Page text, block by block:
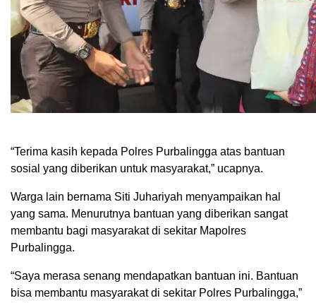
“Terima kasih kepada Polres Purbalingga atas bantuan
sosial yang diberikan untuk masyarakat,” ucapnya.
Warga lain bernama Siti Juhariyah menyampaikan hal
yang sama. Menurutnya bantuan yang diberikan sangat
membantu bagi masyarakat di sekitar Mapolres
Purbalingga.
“Saya merasa senang mendapatkan bantuan ini. Bantuan
bisa membantu masyarakat di sekitar Polres Purbalingga,”